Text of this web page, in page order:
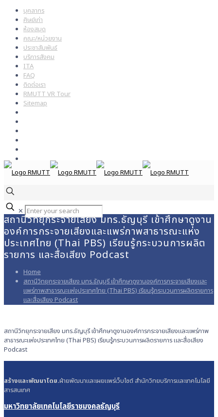
บุคลากร
ศิษย์เก่า
ห้องสมุด
คณะ/หน่วยงาน
ประชาสัมพันธ์
บริการสังคม
ITA
FAQ
ติดต่อเรา
RMUTT VR Tour
Sitemap
✕
สถานีวิทยุกระจายเสียง มทร.ธัญบุรี เข้าศึกษาดูงาน
องค์การกระจายเสียงและแพร่ภาพสาธารณะแห่ง
ประเทศไทย (Thai PBS) เรียนรู้กระบวนการผลิต
รายการ และสื่อเสียง Podcast
Home
สถานีวิทยุกระจายเสียง มทร.ธัญบุรี เข้าศึกษาดูงานองค์การกระจายเสียงและ
แพร่ภาพสาธารณะแห่งประเทศไทย (Thai PBS) เรียนรู้กระบวนการผลิตรายการ
และสื่อเสียง Podcast
สถานีวิทยุกระจายเสียง มทร.ธัญบุรี เข้าศึกษาดูงานองค์การกระจายเสียงและแพร่ภาพ
สาธารณะแห่งประเทศไทย (Thai PBS) เรียนรู้กระบวนการผลิตรายการ และสื่อเสียง
Podcast
สร้างและพัฒนาโดย.ฝ่ายพัฒนาและเผยแพร่เว็บไซต์ สำนักวิทยบริการและเทคโนโลยี
สารสนเทศ
มหาวิทยาลัยเทคโนโลยีราชมงคลธัญบุรี